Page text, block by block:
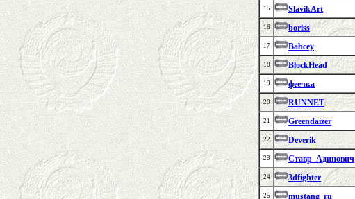
15 SlavikArt
16 boriss
17 Babcey
18 BlockHead
19 феечка
20 RUNNET
21 Greendaizer
22 Deverik
23 Ставр_Адинович
24 3dfighter
25 mustang_ru